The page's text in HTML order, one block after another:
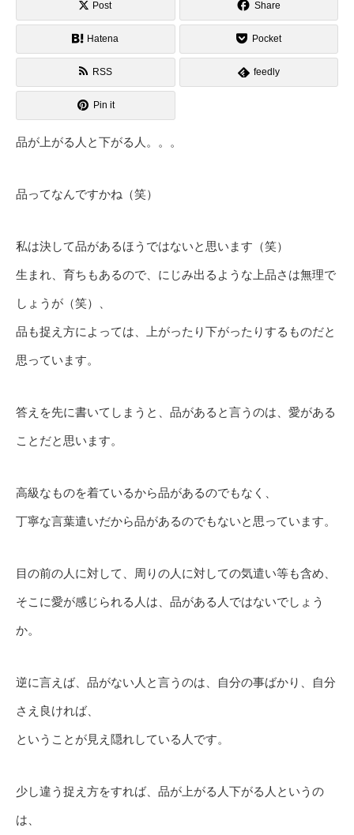
Post Share
Hatena Pocket
RSS feedly
Pin it
品が上がる人と下がる人。。。
品ってなんですかね（笑）
私は決して品があるほうではないと思います（笑）
生まれ、育ちもあるので、にじみ出るような上品さは無理で
しょうが（笑）、
品も捉え方によっては、上がったり下がったりするものだと
思っています。
答えを先に書いてしまうと、品があると言うのは、愛がある
ことだと思います。
高級なものを着ているから品があるのでもなく、
丁寧な言葉遣いだから品があるのでもないと思っています。
目の前の人に対して、周りの人に対しての気遣い等も含め、
そこに愛が感じられる人は、品がある人ではないでしょう
か。
逆に言えば、品がない人と言うのは、自分の事ばかり、自分
さえ良ければ、
ということが見え隠れしている人です。
少し違う捉え方をすれば、品が上がる人下がる人というの
は、